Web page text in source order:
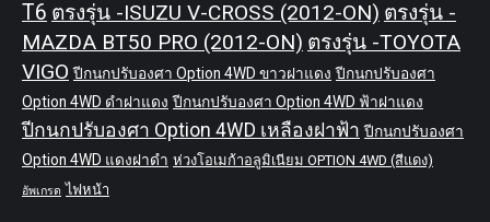
T6 ตรงรุ่น -ISUZU V-CROSS (2012-ON) ตรงรุ่น -
MAZDA BT50 PRO (2012-ON) ตรงรุ่น -TOYOTA
VIGO ปีกนกปรับองศา Option 4WD ขาวฝาแดง ปีกนกปรับองศา
Option 4WD ดำฝาแดง ปีกนกปรับองศา Option 4WD ฟ้าฝาแดง
ปีกนกปรับองศา Option 4WD เหลืองฝาฟ้า ปีกนกปรับองศา
Option 4WD แดงฝาดำ ห่วงโอเมก้าอลูมิเนียม OPTION 4WD (สีแดง)
อัพเกรด ไฟหน้า